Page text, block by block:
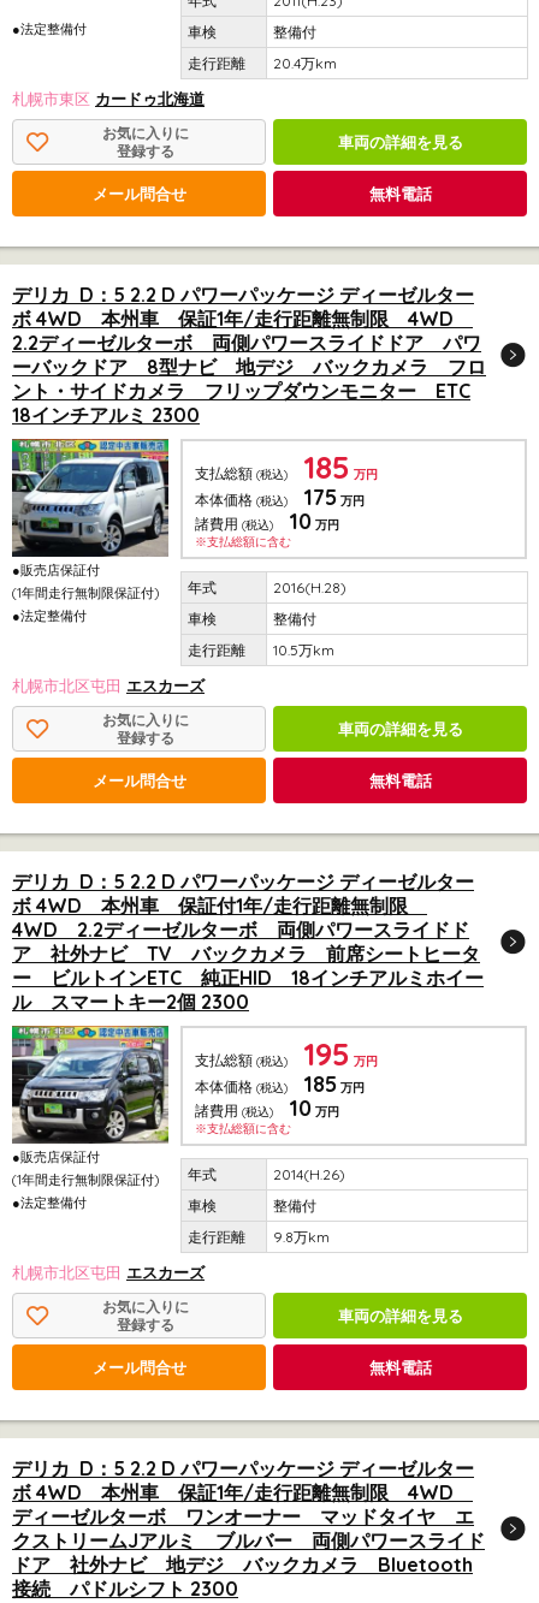
●法定整備付
整備付
20.4万km
札幌市東区 カードゥ北海道
お気に入りに
登録する
車両の詳細を見る
メール問合せ 無料電話
デリカ D：5 2.2 D パワーパッケージ ディーゼルター
ボ 4WD 本州車 保証1年/走行距離無制限 4WD
2.2ディーゼルターボ 両側パワースライドドア パワ
ーバックドア 8型ナビ 地デジ バックカメラ フロ
ント・サイドカメラ フリップダウンモニター ETC
18インチアルミ 2300
●販売店保証付
(1年間走行無制限保証付)
●法定整備付
支払総額 (税込) 185 万円
本体価格 (税込) 175 万円
諸費用 (税込) 10 万円
※支払総額に含む
2016(H.28)
整備付
10.5万km
札幌市北区屯田 エスカーズ
お気に入りに
登録する
車両の詳細を見る
メール問合せ 無料電話
デリカ D：5 2.2 D パワーパッケージ ディーゼルター
ボ 4WD 本州車 保証付1年/走行距離無制限
4WD 2.2ディーゼルターボ 両側パワースライドド
ア 社外ナビ TV バックカメラ 前席シートヒータ
ー ビルトインETC 純正HID 18インチアルミホイー
ル スマートキー2個 2300
●販売店保証付
(1年間走行無制限保証付)
●法定整備付
支払総額 (税込) 195 万円
本体価格 (税込) 185 万円
諸費用 (税込) 10 万円
※支払総額に含む
2014(H.26)
整備付
9.8万km
札幌市北区屯田 エスカーズ
お気に入りに
登録する
車両の詳細を見る
メール問合せ 無料電話
デリカ D：5 2.2 D パワーパッケージ ディーゼルター
ボ 4WD 本州車 保証1年/走行距離無制限 4WD
ディーゼルターボ ワンオーナー マッドタイヤ エ
クストリームJアルミ ブルバー 両側パワースライド
ドア 社外ナビ 地デジ バックカメラ Bluetooth
接続 パドルシフト 2300